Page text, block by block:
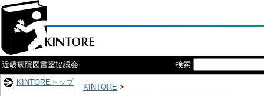
近畿病院図書室協議会
検索
KINTOREトップ
KINTORE >